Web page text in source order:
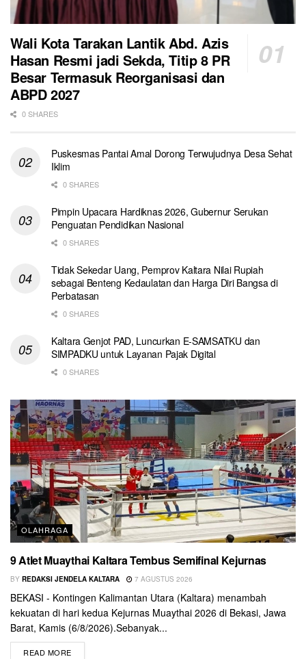
Wali Kota Tarakan Lantik Abd. Azis
Hasan Resmi jadi Sekda, Titip 8 PR
Besar Termasuk Reorganisasi dan
ABPD 2027
0 SHARES
Puskesmas Pantai Amal Dorong Terwujudnya Desa Sehat
Iklim
0 SHARES
Pimpin Upacara Hardiknas 2026, Gubernur Serukan
Penguatan Pendidikan Nasional
0 SHARES
Tidak Sekedar Uang, Pemprov Kaltara Nilai Rupiah
sebagai Benteng Kedaulatan dan Harga Diri Bangsa di
Perbatasan
0 SHARES
Kaltara Genjot PAD, Luncurkan E-SAMSATKU dan
SIMPADKU untuk Layanan Pajak Digital
0 SHARES
OLAHRAGA
9 Atlet Muaythai Kaltara Tembus Semifinal Kejurnas
BY REDAKSI JENDELA KALTARA 7 AGUSTUS 2026
BEKASI - Kontingen Kalimantan Utara (Kaltara) menambah
kekuatan di hari kedua Kejurnas Muaythai 2026 di Bekasi, Jawa
Barat, Kamis (6/8/2026).Sebanyak...
READ MORE